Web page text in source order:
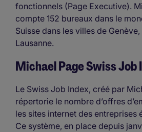
fonctionnels (Page Executive).
compte 152 bureaux dans le
Suisse dans les villes de
Lausanne.
Michael Page Swiss Job
Le Swiss Job Index, créé par
répertorie le nombre d’offres
les sites internet des entreprises
Ce système, en place depuis